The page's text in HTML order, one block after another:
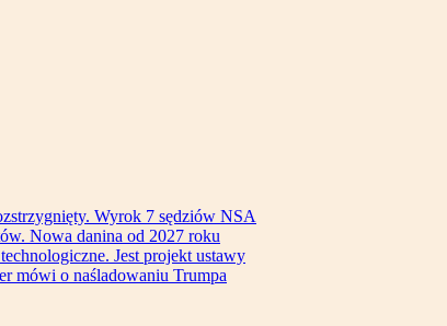
Wyrok 7 sędziów NSA
Nowa danina od 2027 roku
Jest projekt ustawy
mówi o naśladowaniu Trumpa